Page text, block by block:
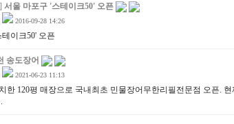
서울 마포구 '스테이크50' 오픈
2016-09-28 14:26
이크50' 오픈
송도장어
2021-06-23 11:13
한 120평 매장으로 국내최초 민물장어무한리필전문점 오픈.